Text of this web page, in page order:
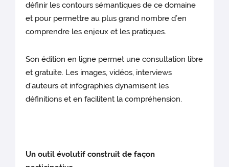
définir les contours sémantiques de ce domaine
et pour permettre au plus grand nombre d’en
comprendre les enjeux et les pratiques.
Son édition en ligne permet une consultation libre
et gratuite. Les images, vidéos, interviews
d’auteurs et infographies dynamisent les
définitions et en facilitent la compréhension.
Un outil évolutif construit de façon